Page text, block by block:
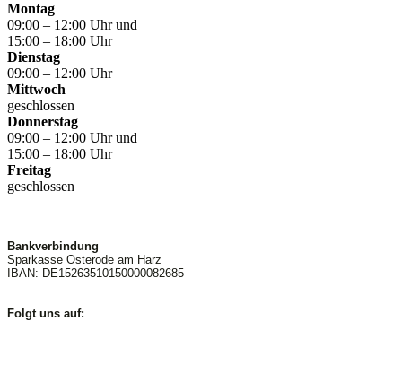
Montag
09:00 – 12:00 Uhr und
15:00 – 18:00 Uhr
Dienstag
09:00 – 12:00 Uhr
Mittwoch
geschlossen
Donnerstag
09:00 – 12:00 Uhr und
15:00 – 18:00 Uhr
Freitag
geschlossen
Bankverbindung
Sparkasse Osterode am Harz
IBAN: DE15263510150000082685
Folgt uns auf: